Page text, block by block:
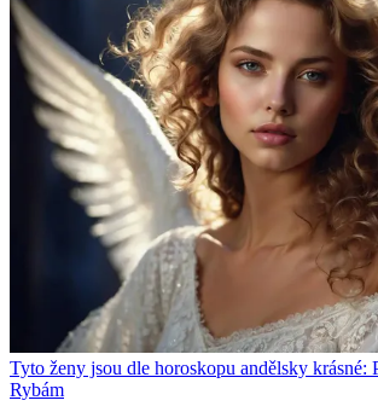
Tyto ženy jsou dle horoskopu andělsky krásné:
Rybám